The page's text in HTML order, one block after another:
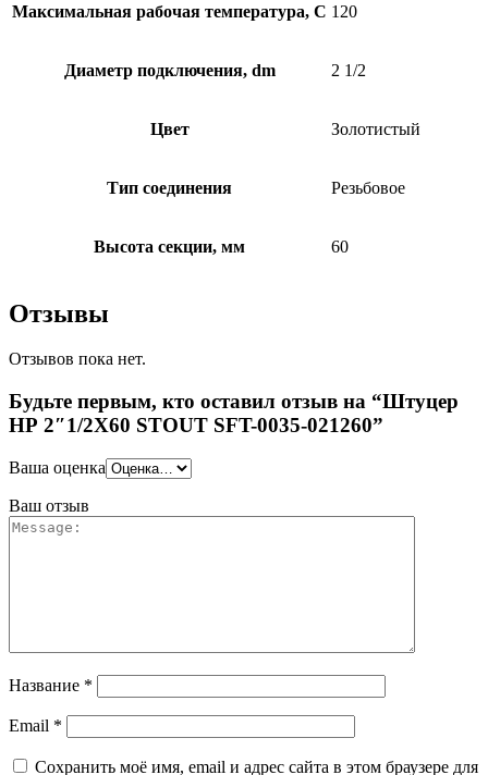
Максимальная рабочая температура, C 120
Диаметр подключения, dm 2 1/2
Цвет Золотистый
Тип соединения Резьбовое
Высота секции, мм 60
Отзывы
Отзывов пока нет.
Будьте первым, кто оставил отзыв на “Штуцер
НР 2″1/2X60 STOUT SFT-0035-021260”
Ваша оценка
Ваш отзыв
Название *
Email *
Сохранить моё имя, email и адрес сайта в этом браузере для